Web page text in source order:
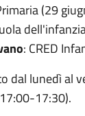
(29
: CRED
dal lunedì al
17:30).